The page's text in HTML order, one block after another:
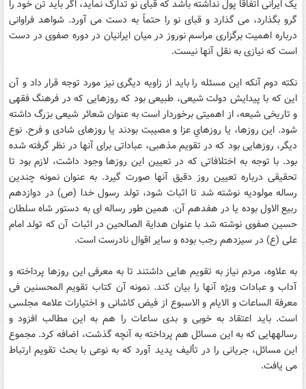
يک ايرانى اتفاقاً پول نداشته باشد که قباى نو تدارک نمايد، اگر بايد تن خود را
گرو بگذارد، مى ‏گذارد و قباى نو را حتماً به دست مى ‏آورد. شواهد فراوانى
درباره اهميت برگزارى مراسم نوروز در ميان ايرانيان در دوره صفوى در دست
است که نيازى به نقل آنها نيست.
نکته دوم آنکه اين مسئله را بايد از زاويه ديگرى نيز مورد توجه قرار داد و آن
اين که با پيدايش دولت شيعى، طبيعى بود که روزهايى که در فرهنگ فقهى
و تاريخى شيعه، از اهميتى برخوردار است به عنوان شعائر شيعى بزرگ داشته
شود. اين روزها، يا روزهاي عزا و مصيبت بودند يا روزهاى شادى و فرح. نوع
ديگر، روزهايى بود که در تقويم مذهبى، عباداتى براى آنها در نظر گرفته شده
بود. با توجه به اختلافاتى که در تعيين اين روزها وجود داشت، لازم بود تا
تحقيقى درباره تعيين روز دقيق آنها صورت گيرد. به عنوان نمونه چندين
رساله مولوديه نوشته شد تا اثبات شود، تولد رسول خدا (ص) در دوازدهم
ربيع الاول بوده يا در هفدهم آن. همين طور رساله ‏اى به دستور شاه سلطان
حسين صفوى نوشته شد با عنوان هداية الصالحين در اثبات آن که تولد امام
على (ع) در سيزدهم رجب بوده و ساير اقوال نادرست است.
به علاوه، مردم نياز به تقويم هايى داشتند تا به معرفى اين روزها پرداخته و
آداب و عبادات ويژه آنها را بيان کند. نمونه آن کتاب تقويم المحسنين فى
معرفة الساعات و الايام و الاسبوع از فيض کاشانى و اختيارات علامه مجلسى
است. بايد اعتقاد به خوبى و بدى ساعات را هم به اين مطالب افزود و
رساله‏هايى که به اين مسائل هم پرداخته به آنچه گذشت، اضافه کرد. مجموع
اين مسائل، جريانى را در تأليف پديد آورد که به نوعى با بحث تقويم ارتباط
مى ‏يافت.